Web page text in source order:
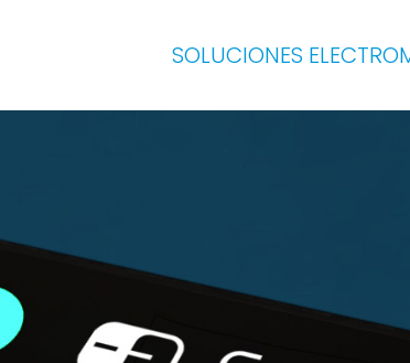
SOLUCIONES